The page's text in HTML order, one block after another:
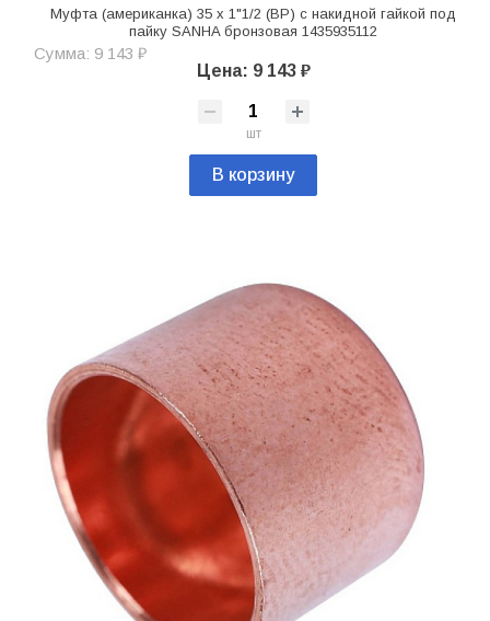
Муфта (американка) 35 x 1"1/2 (ВР) с накидной гайкой под
пайку SANHA бронзовая 1435935112
Сумма: 9 143 ₽
Цена: 9 143 ₽
шт
В корзину